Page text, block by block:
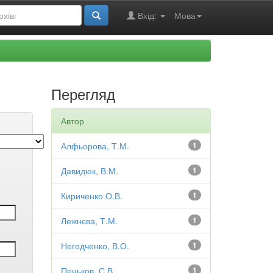
Мова
Вхід:
Перегляд
Автор
1
Алфьорова, Т.М.
1
Давидюк, В.М.
1
Кириченко О.В.
1
Лежнєва, Т.М.
1
Негодченко, В.О.
1
Пеньков, С.В.